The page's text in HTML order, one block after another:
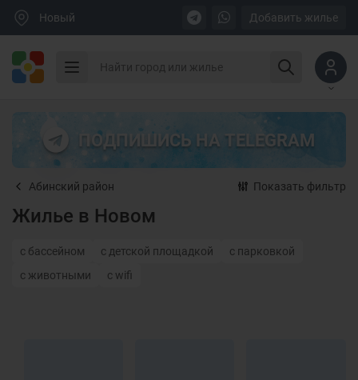
Новый Добавить жилье
ПОДПИШИСЬ НА TELEGRAM
Абинский район Показать фильтр
Жилье в Новом
с бассейном с детской площадкой
с парковкой
с животными
с wifi